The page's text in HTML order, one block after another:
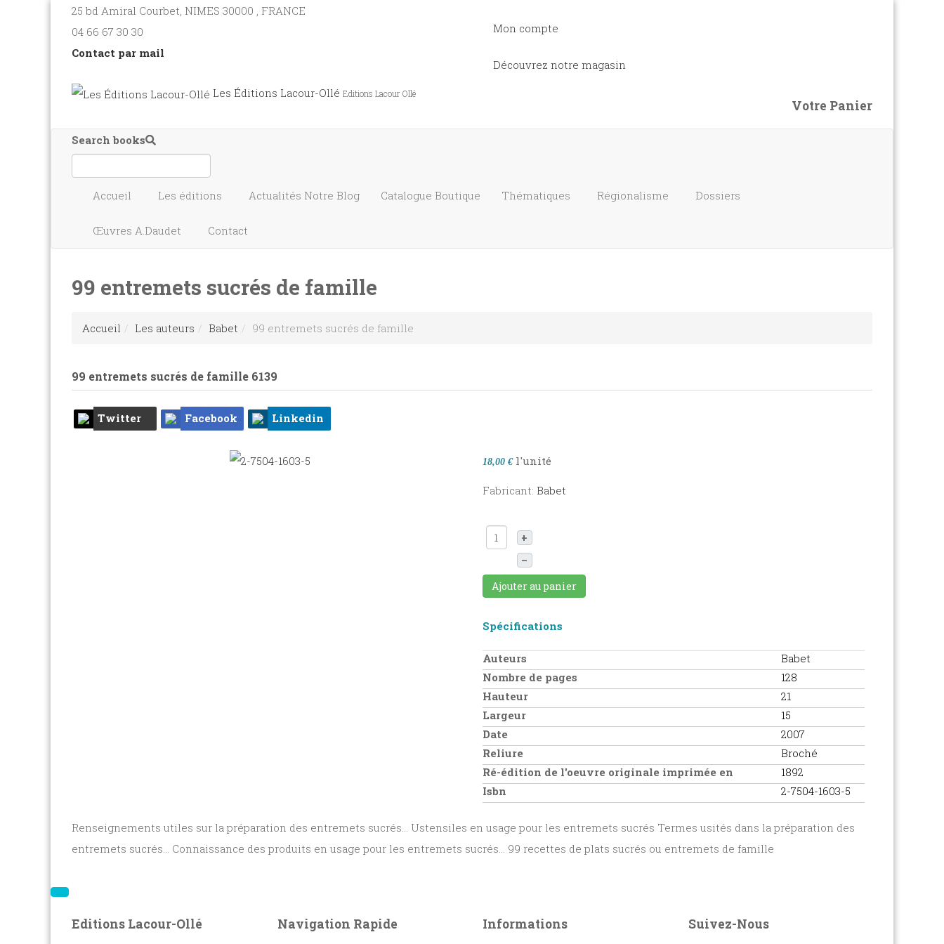
25 bd Amiral Courbet, NIMES 30000 , FRANCE
04 66 67 30 30
Contact par mail
Mon compte
Découvrez notre magasin
Les Éditions Lacour-Ollé Editions Lacour Ollé
Votre Panier
Search books
Accueil Les éditions Actualités Notre Blog Catalogue Boutique Thématiques Régionalisme Dossiers
Œuvres A.Daudet Contact
99 entremets sucrés de famille
Accueil Les auteurs Babet 99 entremets sucrés de famille
99 entremets sucrés de famille 6139
Twitter Facebook Linkedin
18,00 € l'unité
Fabricant: Babet
+
–
Ajouter au panier
Spécifications
Auteurs
Babet
Nombre de pages
128
Hauteur
21
Largeur
15
Date
2007
Reliure
Broché
Ré-édition de l'oeuvre originale imprimée en
1892
Isbn
2-7504-1603-5
Renseignements utiles sur la préparation des entremets sucrés... Ustensiles en usage pour les entremets sucrés Termes usités dans la préparation des
entremets sucrés... Connaissance des produits en usage pour les entremets sucrés... 99 recettes de plats sucrés ou entremets de famille
Editions Lacour-Ollé Navigation Rapide Informations Suivez-Nous